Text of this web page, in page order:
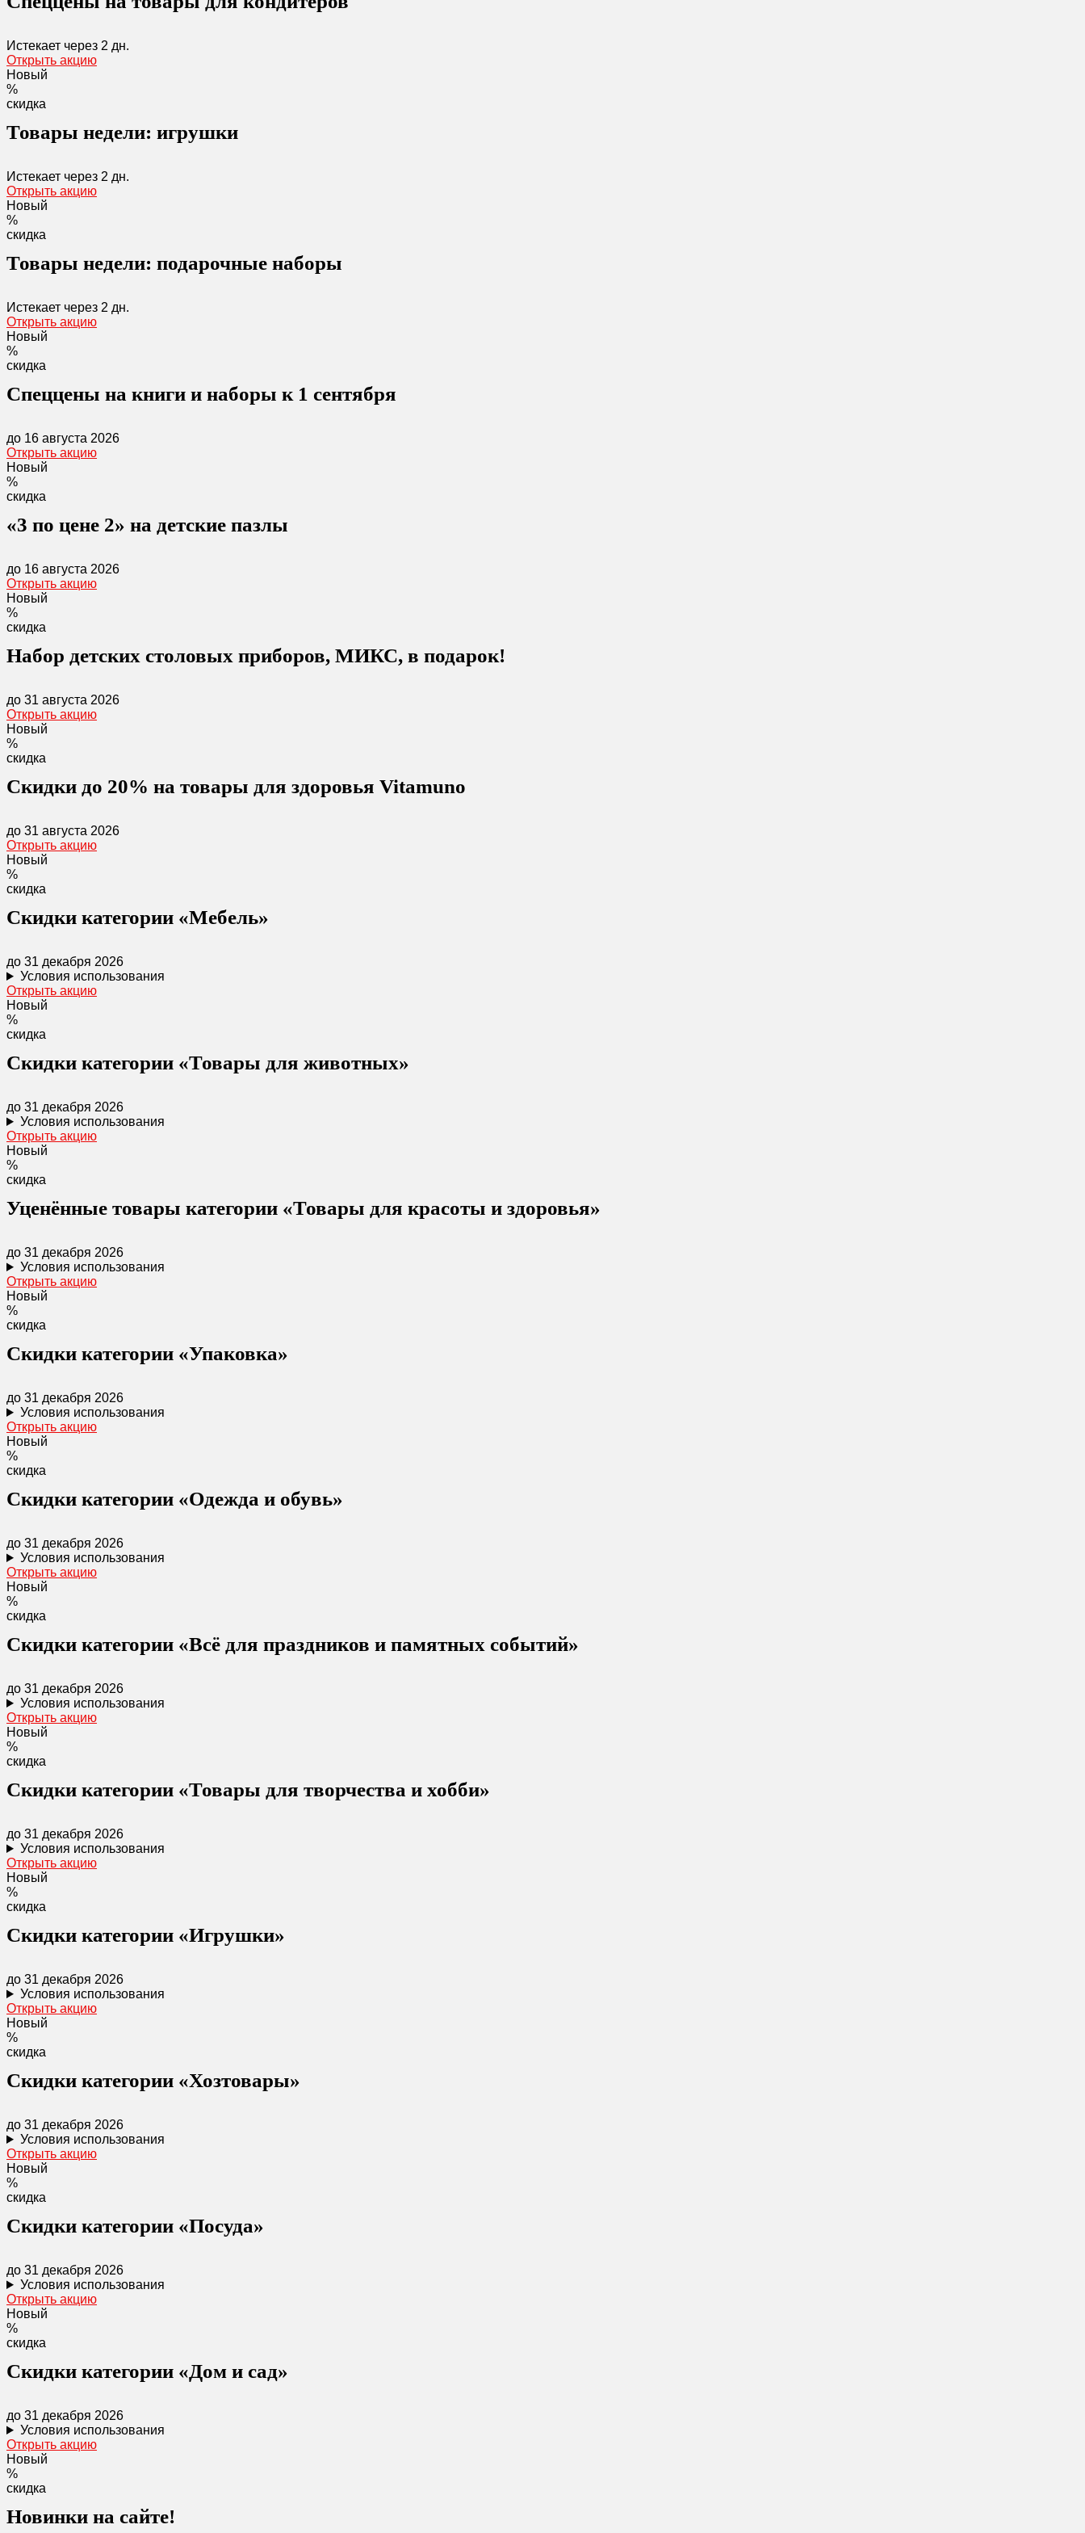
Истекает через 2 дн.
Открыть акцию
Новый
%
скидка
Товары недели: игрушки
Истекает через 2 дн.
Открыть акцию
Новый
%
скидка
Товары недели: подарочные наборы
Истекает через 2 дн.
Открыть акцию
Новый
%
скидка
Спеццены на книги и наборы к 1 сентября
до 16 августа 2026
Открыть акцию
Новый
%
скидка
«3 по цене 2» на детские пазлы
до 16 августа 2026
Открыть акцию
Новый
%
скидка
Набор детских столовых приборов, МИКС, в подарок!
до 31 августа 2026
Открыть акцию
Новый
%
скидка
Скидки до 20% на товары для здоровья Vitamuno
до 31 августа 2026
Открыть акцию
Новый
%
скидка
Скидки категории «Мебель»
до 31 декабря 2026
Условия использования
Открыть акцию
Новый
%
скидка
Скидки категории «Товары для животных»
до 31 декабря 2026
Условия использования
Открыть акцию
Новый
%
скидка
Уценённые товары категории «Товары для красоты и здоровья»
до 31 декабря 2026
Условия использования
Открыть акцию
Новый
%
скидка
Скидки категории «Упаковка»
до 31 декабря 2026
Условия использования
Открыть акцию
Новый
%
скидка
Скидки категории «Одежда и обувь»
до 31 декабря 2026
Условия использования
Открыть акцию
Новый
%
скидка
Скидки категории «Всё для праздников и памятных событий»
до 31 декабря 2026
Условия использования
Открыть акцию
Новый
%
скидка
Скидки категории «Товары для творчества и хобби»
до 31 декабря 2026
Условия использования
Открыть акцию
Новый
%
скидка
Скидки категории «Игрушки»
до 31 декабря 2026
Условия использования
Открыть акцию
Новый
%
скидка
Скидки категории «Хозтовары»
до 31 декабря 2026
Условия использования
Открыть акцию
Новый
%
скидка
Скидки категории «Посуда»
до 31 декабря 2026
Условия использования
Открыть акцию
Новый
%
скидка
Скидки категории «Дом и сад»
до 31 декабря 2026
Условия использования
Открыть акцию
Новый
%
скидка
Новинки на сайте!